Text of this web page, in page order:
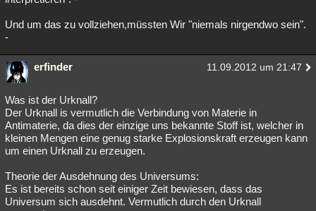
Und um das zu vollziehen,müssten Wir "niemals nirgendwo sein".
-
erfinder 11.09.2012 um 21:47
Was ist der Urknall?
Der Urknall is vermutlich die Verbindung von Materie in
Antimaterie, da dies der einzige uns bekannte Stoff ist, welcher in
kleinen Mengen eine genug starke Explosionskraft erzeugen kann
um einen Urknall zu erzeugen.
Theorie der Ausdehnung des Universums:
Es ist bereits schon seit einiger Zeit bewiesen, dass das
Universum sich ausdehnt. Vermutlich durch den Urknall